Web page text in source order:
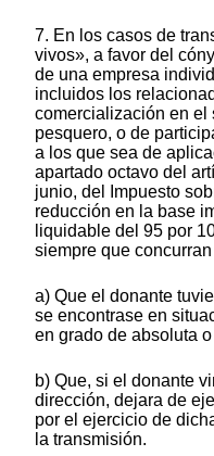
7. En los casos de
vivos», a favor del
de una empresa
incluidos los
comercialización en el
pesquero, o de
a los que sea de
apartado octavo del
junio, del Impuesto
reducción en la base
liquidable del 95 por
siempre que
a) Que el donante
se encontrase en
en grado de absoluta
b) Que, si el donante
dirección, dejara de
por el ejercicio de
la transmisión.